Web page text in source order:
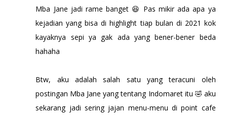
Mba Jane jadi rame banget 😆 Pas mikir ada apa ya
kejadian yang bisa di highlight tiap bulan di 2021 kok
kayaknya sepi ya gak ada yang bener-bener beda
hahaha
Btw, aku adalah salah satu yang teracuni oleh
postingan Mba Jane yang tentang Indomaret itu 🤣 aku
sekarang jadi sering jajan menu-menu di point cafe